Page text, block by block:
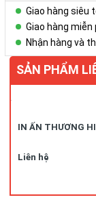
DC: Số 23, ngõ 50
Nội
Hotline/zalo:
Giao hàng siêu
Giao hàng
Nhận hàng và
SẢN PHẨM
IN ẤN THƯƠNG
Liên hệ